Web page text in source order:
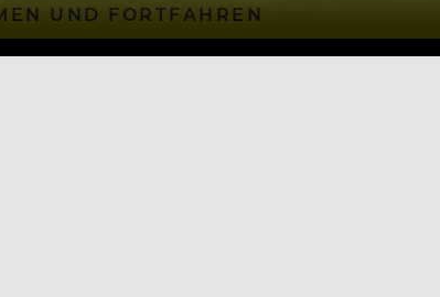
UND FORTFAHREN